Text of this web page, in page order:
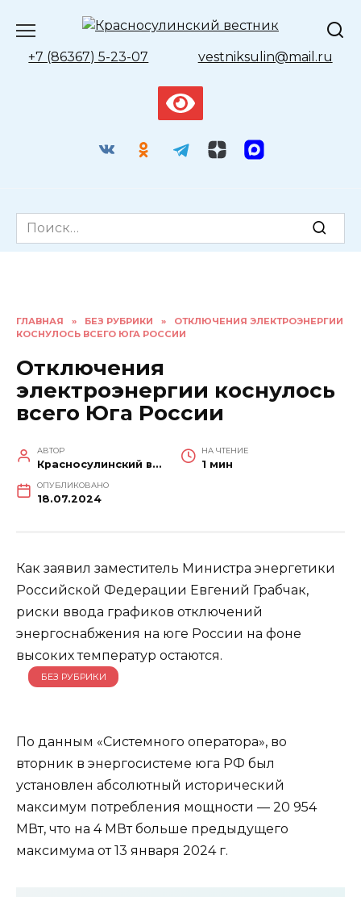
содержанию
+7 (86367) 5-23-07 vestniksulin@mail.ru
Search
for:
ГЛАВНАЯ » БЕЗ РУБРИКИ »
ОТКЛЮЧЕНИЯ ЭЛЕКТРОЭНЕРГИИ
КОСНУЛОСЬ ВСЕГО ЮГА РОССИИ
Отключения
электроэнергии коснулось
всего Юга России
АВТОР
Красносулинский вестник
НА ЧТЕНИЕ
1 мин
ОПУБЛИКОВАНО
18.07.2024
Как заявил заместитель Министра энергетики
Российской Федерации Евгений Грабчак,
риски ввода графиков отключений
энергоснабжения на юге России на фоне
высоких температур остаются.
БЕЗ РУБРИКИ
По данным «Системного оператора», во
вторник в энергосистеме юга РФ был
установлен абсолютный исторический
максимум потребления мощности — 20 954
МВт, что на 4 МВт больше предыдущего
максимума от 13 января 2024 г.